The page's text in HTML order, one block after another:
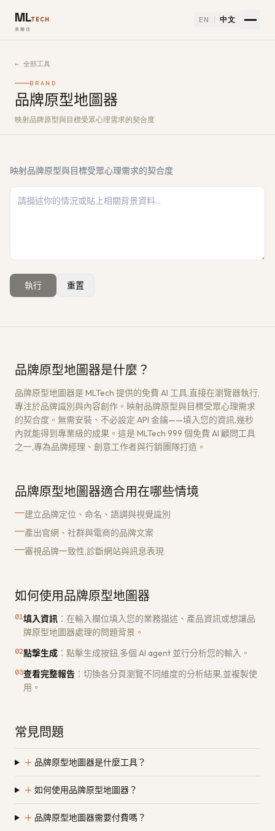
MLTECH
美樂信
EN 中文
← 全部工具
BRAND
品牌原型地圖器
如何使用品牌原型地圖器免費 AI 工具
映射品牌原型與目標受眾心理需求的契合度
映射品牌原型與目標受眾心理需求的契合度
執行 重置
品牌原型地圖器是什麼？
品牌原型地圖器是 MLTech 提供的免費 AI 工具,直接在瀏覽器執行,
專注於品牌識別與內容創作。映射品牌原型與目標受眾心理需求
的契合度。無需安裝、不必設定 API 金鑰——填入您的資訊,幾秒
內就能得到專業級的成果。這是 MLTech 999 個免費 AI 顧問工具
之一,專為品牌經理、創意工作者與行銷團隊打造。
品牌原型地圖器適合用在哪些情境
建立品牌定位、命名、語調與視覺識別
產出官網、社群與電商的品牌文案
審視品牌一致性,診斷網站與訊息表現
如何使用品牌原型地圖器
01填入資訊 ： 在輸入欄位填入您的業務描述、產品資訊或想讓品
牌原型地圖器處理的問題背景。
02點擊生成 ： 點擊生成按鈕,多個 AI agent 並行分析您的輸入。
03查看完整報告 ： 切換各分頁瀏覽不同維度的分析結果,並複製使
用。
常見問題
＋ 品牌原型地圖器是什麼工具？
＋ 如何使用品牌原型地圖器？
＋ 品牌原型地圖器需要付費嗎？